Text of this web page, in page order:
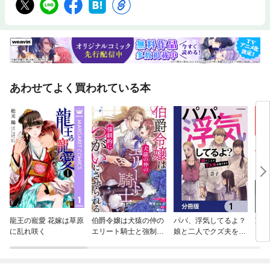
あわせてよく買われている本
龍王の寵愛 花嫁は草原
に乱れ咲く
伯爵令嬢は犬猿の仲の
エリート騎士と強制的
パパ、浮気してるよ？
娘と二人でクズ夫を捨
凛